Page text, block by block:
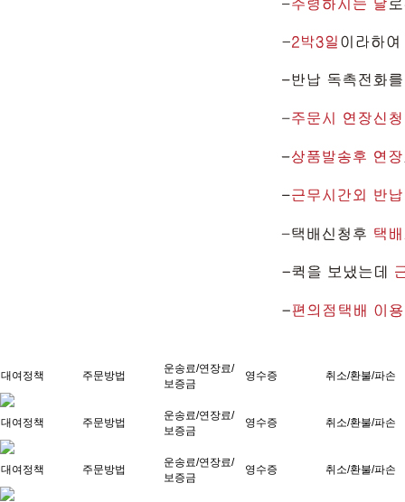
대여정책 주문방법
운송료/연장료/
보증금
영수증 취소/환불/파손
대여정책 주문방법
운송료/연장료/
보증금
영수증 취소/환불/파손
대여정책 주문방법
운송료/연장료/
보증금
영수증 취소/환불/파손